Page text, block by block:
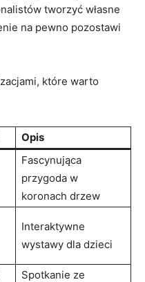
tworzyć własne
na pewno pozostawi
które warto
Opis
Fascynująca
przygoda w
koronach‍ drzew
Interaktywne
wystawy dla ⁢dzieci
Spotkanie ze